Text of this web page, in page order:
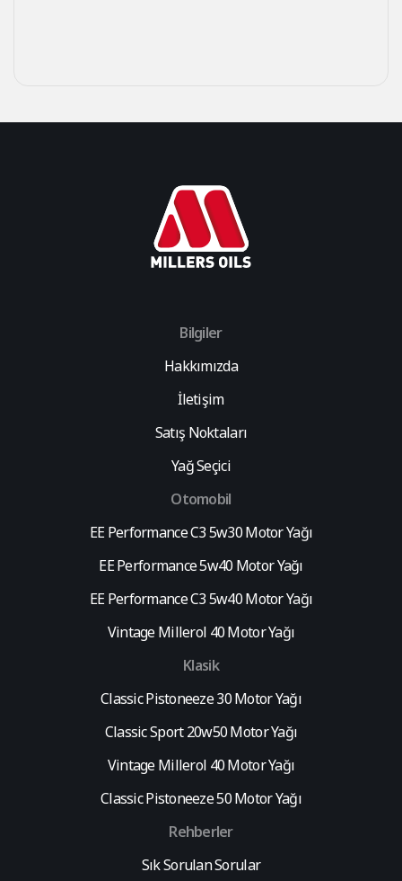
Bilgiler
Hakkımızda
İletişim
Satış Noktaları
Yağ Seçici
Otomobil
EE Performance C3 5w30 Motor Yağı
EE Performance 5w40 Motor Yağı
EE Performance C3 5w40 Motor Yağı
Vintage Millerol 40 Motor Yağı
Klasik
Classic Pistoneeze 30 Motor Yağı
Classic Sport 20w50 Motor Yağı
Vintage Millerol 40 Motor Yağı
Classic Pistoneeze 50 Motor Yağı
Rehberler
Sık Sorulan Sorular